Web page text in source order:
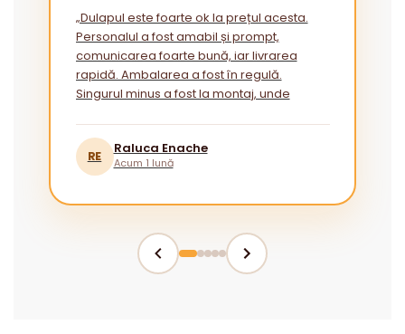
„Dulapul este foarte ok la prețul acesta.
Personalul a fost amabil și prompt,
comunicarea foarte bună, iar livrarea
rapidă. Ambalarea a fost în regulă.
Singurul minus a fost la montaj, unde
RE
Raluca Enache
Acum 1 lună